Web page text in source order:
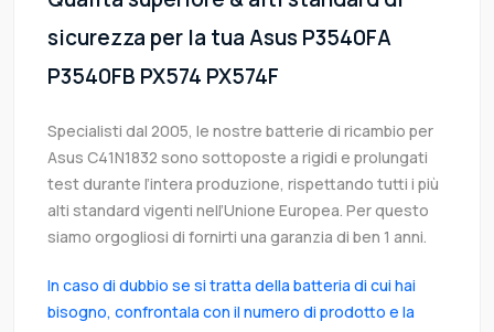
sicurezza per la tua Asus P3540FA
P3540FB PX574 PX574F
Specialisti dal 2005, le nostre batterie di ricambio per
Asus C41N1832 sono sottoposte a rigidi e prolungati
test durante l’intera produzione, rispettando tutti i più
alti standard vigenti nell’Unione Europea. Per questo
siamo orgogliosi di fornirti una garanzia di ben 1 anni.
In caso di dubbio se si tratta della batteria di cui hai
bisogno, confrontala con il numero di prodotto e la